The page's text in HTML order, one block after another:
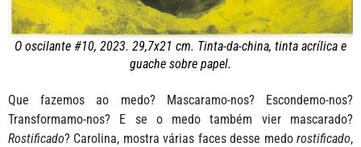
O oscilante #10, 2023. 29,7x21 cm. Tinta-da-china, tinta acrílica e
guache sobre papel.
Que fazemos ao medo? Mascaramo-nos? Escondemo-nos?
Transformamo-nos? E se o medo também vier mascarado?
Rostificado? Carolina, mostra várias faces desse medo rostificado,